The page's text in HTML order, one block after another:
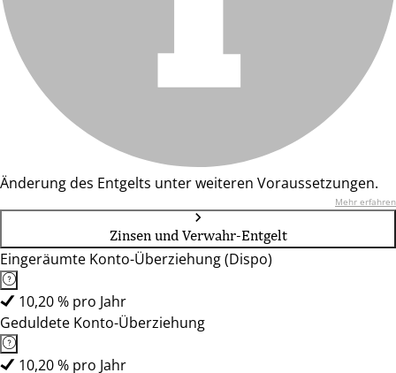
Änderung des Entgelts unter weiteren Voraussetzungen.
Mehr erfahren
Zinsen und Verwahr-Entgelt
Eingeräumte Konto-Überziehung (Dispo)
10,20 % pro Jahr
Geduldete Konto-Überziehung
10,20 % pro Jahr